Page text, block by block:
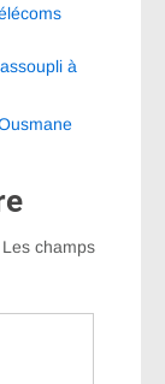
à
Les champs